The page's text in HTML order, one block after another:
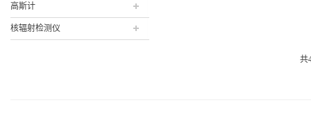
高斯计
核辐射检测仪
共